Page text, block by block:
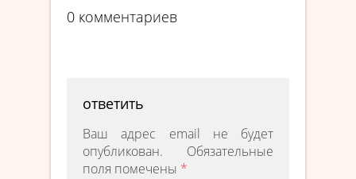
0 комментариев
ответить
Ваш адрес email не будет
опубликован.
Обязательные
поля помечены *